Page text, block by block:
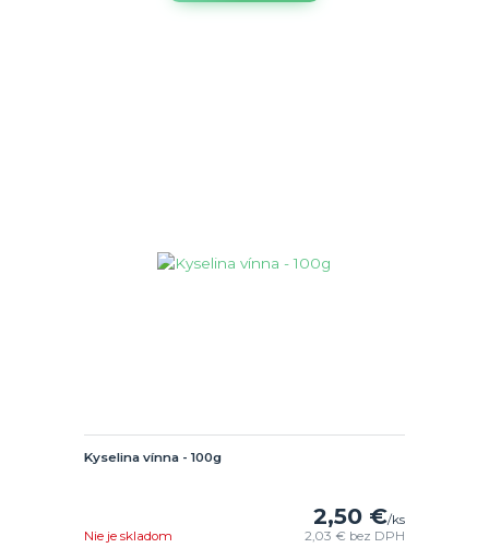
Kyselina vínna - 100g
2,50 €/ks
2,03 € bez DPH
Nie je skladom